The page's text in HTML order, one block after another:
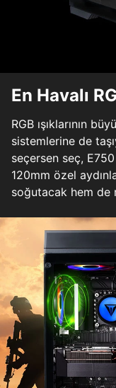
En Havalı
RGB ışıklarının
sistemlerine de
seçersen seç,
120mm özel
soğutacak hem de